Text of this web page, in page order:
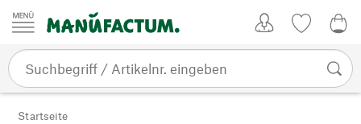
Zum Inhalt springen
Startseite